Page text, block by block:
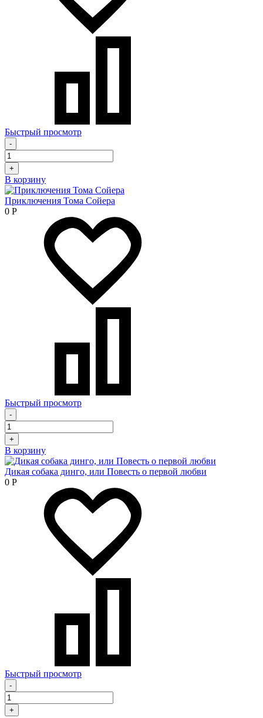
Быстрый просмотр
-
+
В корзину
Приключения Тома Сойера
0 Р
Быстрый просмотр
-
+
В корзину
Дикая собака динго, или Повесть о первой любви
0 Р
Быстрый просмотр
-
+